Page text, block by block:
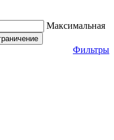
Максимальная
Фильтры